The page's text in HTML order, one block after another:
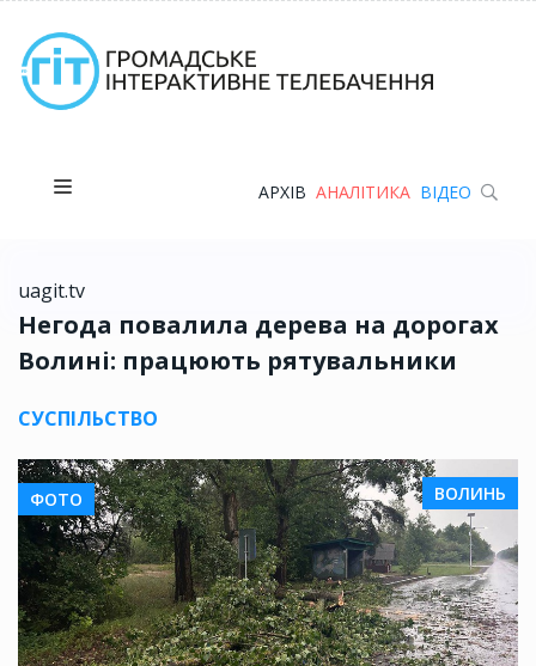
АРХІВ АНАЛІТИКА ВІДЕО
uagit.tv
Негода повалила дерева на дорогах
Волині: працюють рятувальники
СУСПІЛЬСТВО
ФОТО ВОЛИНЬ